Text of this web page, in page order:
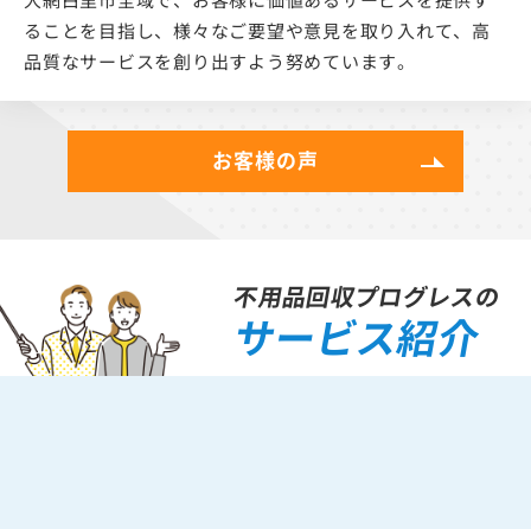
大網白里市全域で、お客様に価値あるサービスを提供す
ることを目指し、様々なご要望や意見を取り入れて、高
品質なサービスを創り出すよう努めています。
お客様の声
不用品回収プログレスの
サービス紹介